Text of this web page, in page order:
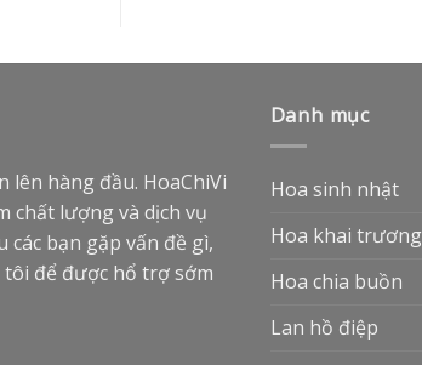
lên hàng đầu. HoaChiVi
chất lượng và dịch vụ
các bạn gặp vấn đề gì,
để được hổ trợ sớm
Danh mục
Hoa sinh nhật
Hoa khai trương
Hoa chia buồn
Lan hồ điệp